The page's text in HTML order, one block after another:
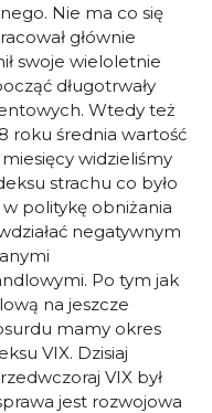
Nie ma co się
głównie
swoje wieloletnie
długotrwały
Wtedy też
roku średnia wartość
widzieliśmy
strachu co było
politykę obniżania
negatywnym
Po tym jak
na jeszcze
mamy okres
VIX. Dzisiaj
VIX był
jest rozwojowa